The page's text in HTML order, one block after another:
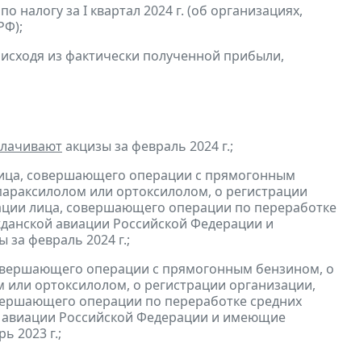
налогу за I квартал 2024 г. (об организациях,
из фактически полученной прибыли,
акцизы за февраль 2024 г.;
совершающего операции с прямогонным
или ортоксилолом, о регистрации
лица, совершающего операции по переработке
авиации Российской Федерации и
за февраль 2024 г.;
операции с прямогонным бензином, о
ортоксилолом, о регистрации организации,
операции по переработке средних
авиации Российской Федерации и имеющие
2023 г.;